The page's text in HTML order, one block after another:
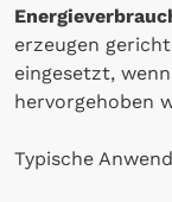
erzeugen
eingesetzt,
hervorgehoben
Typische